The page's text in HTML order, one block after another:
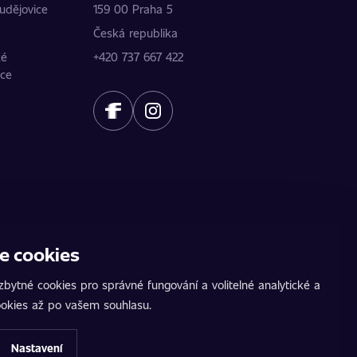
159 00 Praha 5
Česká republika
+420 737 667 422
Údaje poskytují jednotliví partneři.
AutoChip® je registrovaná ochranná známka
komunikacích. Přesné informace
cookies
cookies pro správné fungování a volitelné analytické a
až po vašem souhlasu.
Nastavení